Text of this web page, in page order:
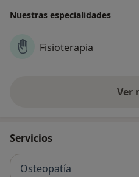
Nuestras especialidades
Fisioterapia
Ver
Servicios
Osteopatía